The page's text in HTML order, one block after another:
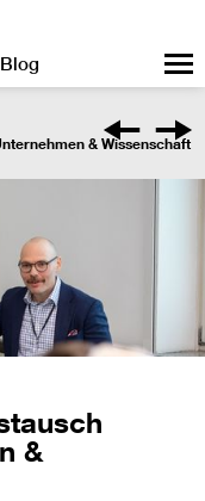
Blog
& Wissenschaft
&